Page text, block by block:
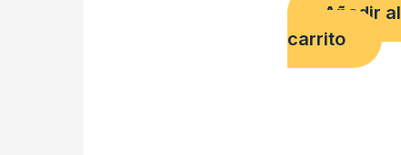
Añadir al
carrito